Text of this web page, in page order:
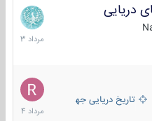
2
مرداد
1403
تاریخ دریایی جهان
16
مرداد
1404